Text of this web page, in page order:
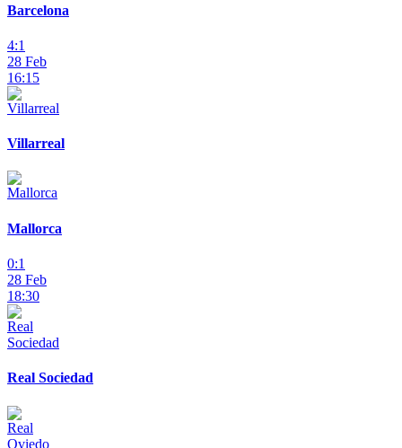
Barcelona
4:1
28 Feb
16:15
Villarreal
Mallorca
0:1
28 Feb
18:30
Real Sociedad